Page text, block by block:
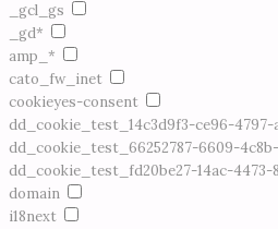
_gcl_gs
_gd*
amp_*
cato_fw_inet
cookieyes-consent
dd_cookie_test_14c3d9f3-ce96-4797-
dd_cookie_test_66252787-6609-4c8b-
dd_cookie_test_fd20be27-14ac-4473-
domain
i18next